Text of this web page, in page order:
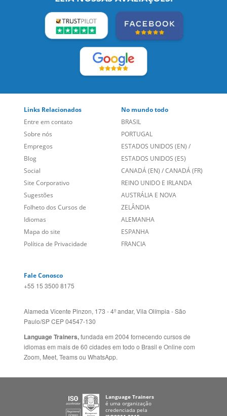
LEIA NOSSAS AVALIAÇÕES:
Links Relacionados
Entre em contato
Sobre nós
Empregos
Blog
Social
Site Corporativo
Sugestões
Folheto dos Cursos de
Idiomas
No mundo todo
BRASIL
PORTUGAL
ESTADOS UNIDOS (EN)/
ESTADOS UNIDOS (ES)
CANADÁ (EN) /CANADÁ (FR)
REINO UNIDO E IRLANDA
AUSTRÁLIA E NOVA
ZELÂNDIA
ALEMANHA
+55 15 3500 8175
Alameda Vicente Pinzon, 173 - 4º andar, Vila Olímpia - São
Paulo/SP CEP 04547-130
Language Trainers,fundada em 2004 fornecendo cursos de